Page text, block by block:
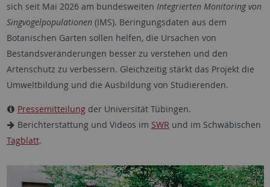
sich seit Mai 2026 am bundesweiten Integrierten Monitoring von
Singvogelpopulationen (IMS). Beringungsdaten aus dem
Botanischen Garten sollen helfen, die Ursachen von
Bestandsveränderungen besser zu verstehen und den
Artenschutz zu verbessern. Gleichzeitig stärkt das Projekt die
Umweltbildung und die Ausbildung von Studierenden.
Pressemitteilungder Universität Tübingen.
Berichterstattung und Videos im SWR und im Schwäbischen
Tagblatt.